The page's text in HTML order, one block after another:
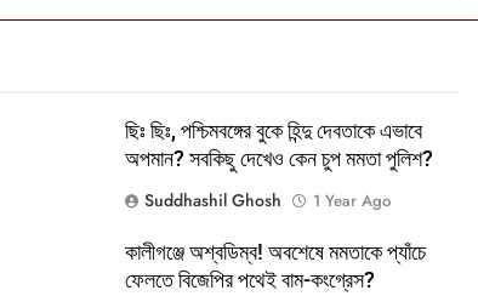
ছিঃ ছিঃ, পশ্চিমবঙ্গের বুকে হিন্দু দেবতাকে এভাবে
অপমান? সবকিছু দেখেও কেন চুপ মমতা পুলিশ?
Suddhashil Ghosh
1 Year Ago
কালীগঞ্জে অশ্বডিম্ব! অবশেষে মমতাকে প্যাঁচে
ফেলতে বিজেপির পথেই বাম-কংগ্রেস?